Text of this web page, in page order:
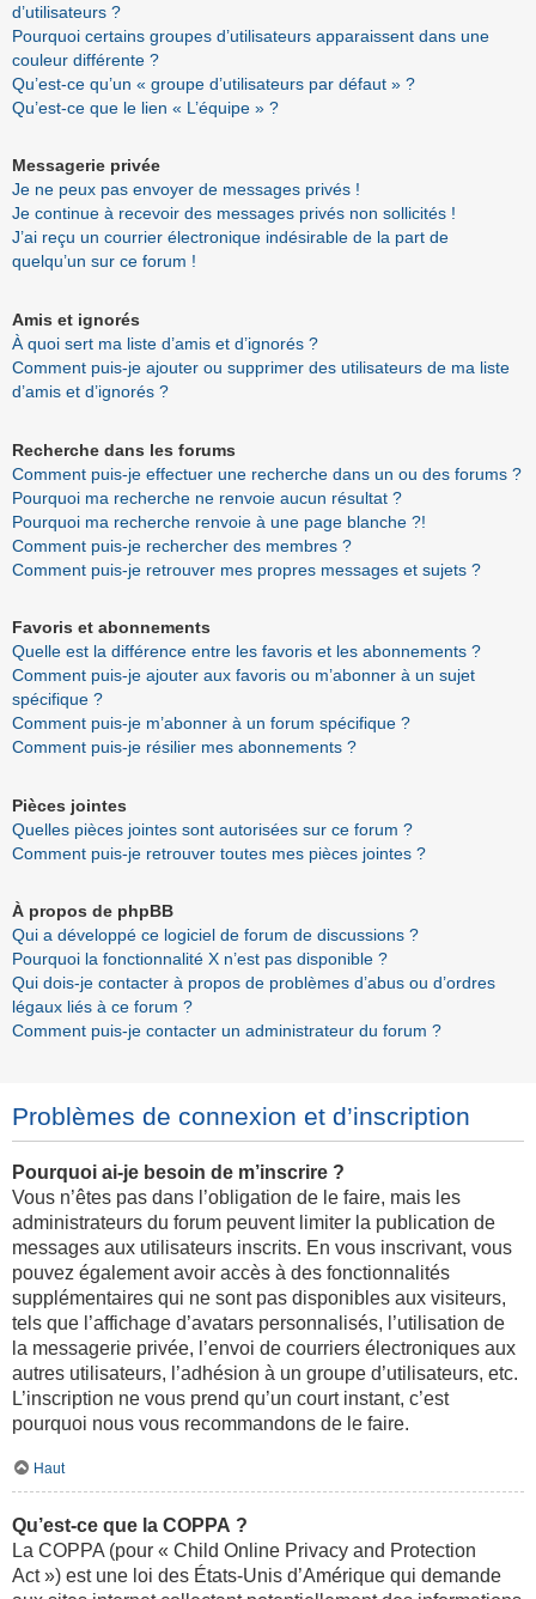
d’utilisateurs ?
Pourquoi certains groupes d’utilisateurs apparaissent dans une
couleur différente ?
Qu’est-ce qu’un « groupe d’utilisateurs par défaut » ?
Qu’est-ce que le lien « L’équipe » ?
Messagerie privée
Je ne peux pas envoyer de messages privés !
Je continue à recevoir des messages privés non sollicités !
J’ai reçu un courrier électronique indésirable de la part de
quelqu’un sur ce forum !
Amis et ignorés
À quoi sert ma liste d’amis et d’ignorés ?
Comment puis-je ajouter ou supprimer des utilisateurs de ma liste
d’amis et d’ignorés ?
Recherche dans les forums
Comment puis-je effectuer une recherche dans un ou des forums ?
Pourquoi ma recherche ne renvoie aucun résultat ?
Pourquoi ma recherche renvoie à une page blanche ?!
Comment puis-je rechercher des membres ?
Comment puis-je retrouver mes propres messages et sujets ?
Favoris et abonnements
Quelle est la différence entre les favoris et les abonnements ?
Comment puis-je ajouter aux favoris ou m’abonner à un sujet
spécifique ?
Comment puis-je m’abonner à un forum spécifique ?
Comment puis-je résilier mes abonnements ?
Pièces jointes
Quelles pièces jointes sont autorisées sur ce forum ?
Comment puis-je retrouver toutes mes pièces jointes ?
À propos de phpBB
Qui a développé ce logiciel de forum de discussions ?
Pourquoi la fonctionnalité X n’est pas disponible ?
Qui dois-je contacter à propos de problèmes d’abus ou d’ordres
légaux liés à ce forum ?
Comment puis-je contacter un administrateur du forum ?
Problèmes de connexion et d’inscription
Pourquoi ai-je besoin de m’inscrire ?
Vous n’êtes pas dans l’obligation de le faire, mais les
administrateurs du forum peuvent limiter la publication de
messages aux utilisateurs inscrits. En vous inscrivant, vous
pouvez également avoir accès à des fonctionnalités
supplémentaires qui ne sont pas disponibles aux visiteurs,
tels que l’affichage d’avatars personnalisés, l’utilisation de
la messagerie privée, l’envoi de courriers électroniques aux
autres utilisateurs, l’adhésion à un groupe d’utilisateurs, etc.
L’inscription ne vous prend qu’un court instant, c’est
pourquoi nous vous recommandons de le faire.
Haut
Qu’est-ce que la COPPA ?
La COPPA (pour « Child Online Privacy and Protection
Act ») est une loi des États-Unis d’Amérique qui demande